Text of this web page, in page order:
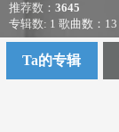
推荐数： 3645
专辑数: 1 歌曲数：13
Ta的专辑